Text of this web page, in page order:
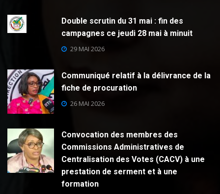
Double scrutin du 31 mai : fin des
campagnes ce jeudi 28 mai à minuit
29 MAI 2026
Communiqué relatif à la délivrance de la
fiche de procuration
26 MAI 2026
Convocation des membres des
Commissions Administratives de
Centralisation des Votes (CACV) à une
prestation de serment et à une
formation